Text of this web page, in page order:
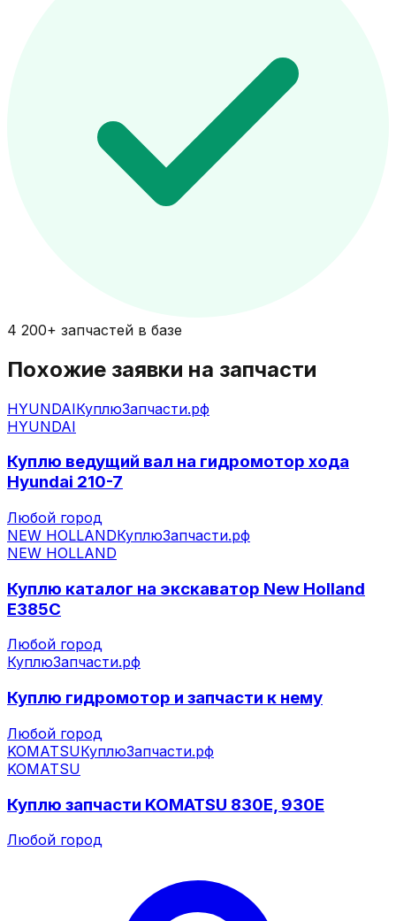
4 200+ запчастей в базе
Похожие заявки на запчасти
HYUNDAIКуплюЗапчасти.рф
HYUNDAI
Куплю ведущий вал на гидромотор хода
Hyundai 210-7
Любой город
NEW HOLLANDКуплюЗапчасти.рф
NEW HOLLAND
Куплю каталог на экскаватор New Holland
E385C
Любой город
КуплюЗапчасти.рф
Куплю гидромотор и запчасти к нему
Любой город
KOMATSUКуплюЗапчасти.рф
KOMATSU
Куплю запчасти KOMATSU 830E, 930E
Любой город